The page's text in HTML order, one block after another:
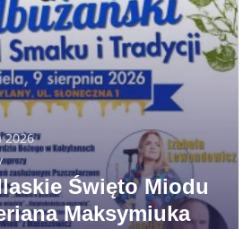
2026
Święto Miodu
Maksymiuka